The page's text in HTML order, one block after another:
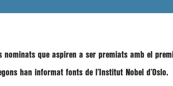
nominats que aspiren a ser premiats amb el
han informat fonts de l’Institut Nobel d’Oslo.